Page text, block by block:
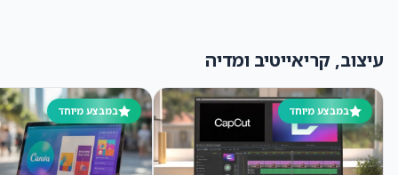
עיצוב, קריאייטיב ומדיה
במבצע מיוחד במבצע מיוחד